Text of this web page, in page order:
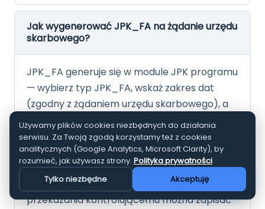
Jak wygenerować JPK_FA na żądanie urzędu
skarbowego?
JPK_FA generuje się w module JPK programu
— wybierz typ JPK_FA, wskaż zakres dat
(zgodny z żądaniem urzędu skarbowego), a
program eksportuje dane faktur sprzedaży
do pliku XML. Plik zawiera: dane sprzedawcy i
nabywcy (NIP, adres), numery i daty faktur,
pozycje z nazwami towarów/usług, ilościami,
cenami i stawkami VAT. Plik gotowy do
przekazania kontrolującemu można zapisać
Używamy plików cookies niezbędnych do działania
serwisu. Za Twoją zgodą korzystamy też z cookies
analitycznych (Google Analytics, Microsoft Clarity), by
rozumieć, jak używasz strony. Polityka prywatności
Tylko niezbędne
Akceptuję
Zapytaj asystenta AI